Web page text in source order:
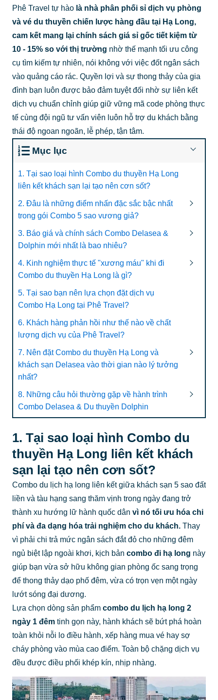
Phê Travel tự hàolà nhà phân phối sỉ dịch vụ phòng
và vé du thuyền chiến lược hàng đầu tại Hạ Long,
cam kết mang lại chính sách giá sỉ gốc tiết kiệm từ
10 - 15% so với thị trường nhờ thế mạnh tối ưu công
cụ tìm kiếm tự nhiên, nói không với việc đốt ngân sách
vào quảng cáo rác. Quyền lợi và sự thong thảy của gia
đình bạn luôn được bảo đảm tuyệt đối nhờ sự liên kết
dịch vụ chuẩn chỉnh giúp giữ vững mã code phòng thực
tế cùng đội ngũ tư vấn viên luôn hỗ trợ du khách bằng
thái độ ngoan ngoãn, lễ phép, tận tâm.
Mục lục
1. Tại sao loại hình Combo du thuyền Hạ Long
liên kết khách sạn lại tạo nên cơn sốt?
2. Đâu là những điểm nhấn đặc sắc bậc nhất
trong gói Combo 5 sao vương giả?
3. Báo giá và chính sách Combo Delasea &
Dolphin mới nhất là bao nhiêu?
4. Kinh nghiệm thực tế "xương máu" khi đi
Combo du thuyền Hạ Long là gì?
5. Tại sao bạn nên lựa chọn đặt dịch vụ
Combo Hạ Long tại Phê Travel?
6. Khách hàng phản hồi như thế nào về chất
lượng dịch vụ của Phê Travel?
7. Nên đặt Combo du thuyền Hạ Long và
khách sạn Delasea vào thời gian nào lý tưởng
nhất?
8. Những câu hỏi thường gặp về hành trình
Combo Delasea & Du thuyền Dolphin
1. Tại sao loại hình Combo du
thuyền Hạ Long liên kết khách
sạn lại tạo nên cơn sốt?
Combo du lịch hạ long liên kết giữa khách sạn 5 sao đất
liền và tàu hạng sang thăm vịnh trong ngày đang trở
thành xu hướng lữ hành quốc dân vì nó tối ưu hóa chi
phí và đa dạng hóa trải nghiệm cho du khách.Thay
vì phải chi trả mức ngân sách đắt đỏ cho những đêm
ngủ biệt lập ngoài khơi, kịch bản combo đi hạ long này
giúp bạn vừa sở hữu không gian phòng ốc sang trọng
để thong thảy dạo phố đêm, vừa có trọn vẹn một ngày
lướt sóng đại dương.
Lựa chọn dòng sản phẩm combo du lịch hạ long 2
ngày 1 đêmtinh gọn này, hành khách sẽ bứt phá hoàn
toàn khỏi nỗi lo điều hành, xếp hàng mua vé hay sợ
cháy phòng vào mùa cao điểm. Toàn bộ chặng dịch vụ
đều được điều phối khép kín, nhịp nhàng.